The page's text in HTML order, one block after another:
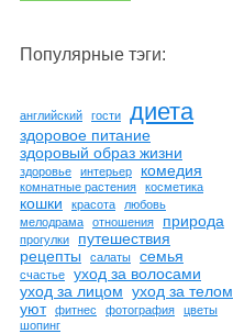
Популярные тэги:
английский гости диета
здоровое питание
здоровый образ жизни
здоровье интерьер комедия
комнатные растения косметика
кошки красота
любовь
мелодрама
отношения природа
прогулки
путешествия
рецепты
салаты семья
счастье
уход за волосами
уход за лицом уход за телом
уют
фитнес фотография
цветы
шопинг